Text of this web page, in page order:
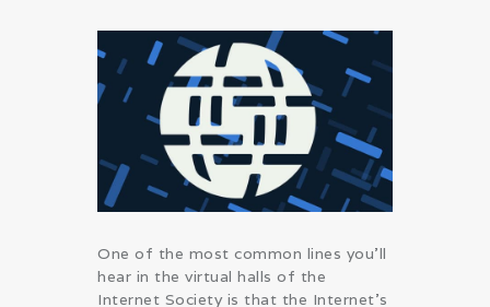
One of the most common lines you’ll
hear in the virtual halls of the
Internet Society is that the Internet’s